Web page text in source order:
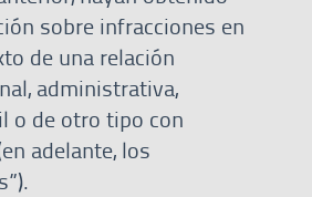
sobre infracciones en
de una relación
administrativa,
o de otro tipo con
adelante, los